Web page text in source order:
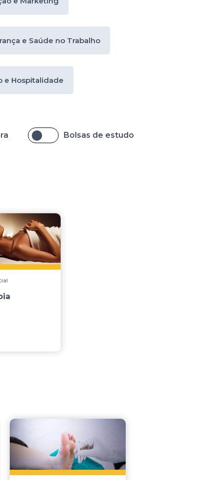
e Saúde no Trabalho
e Hospitalidade
Bolsas de estudo